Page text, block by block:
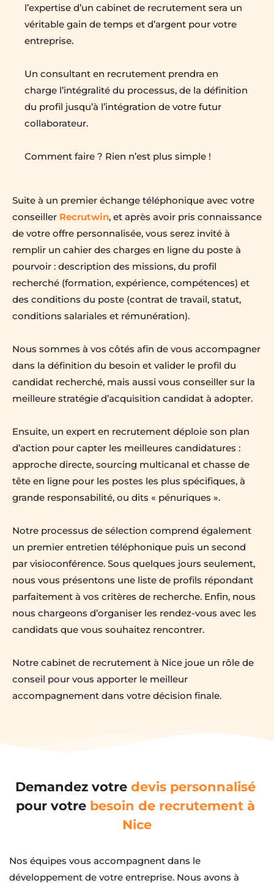
l’expertise d’un cabinet de recrutement sera un
véritable gain de temps et d’argent pour votre
entreprise.
Un consultant en recrutement prendra en
charge l’intégralité du processus, de la définition
du profil jusqu’à l’intégration de votre futur
collaborateur.
Comment faire ? Rien n’est plus simple !
Suite à un premier échange téléphonique avec votre
conseiller Recrutwin, et après avoir pris connaissance
de votre offre personnalisée, vous serez invité à
remplir un cahier des charges en ligne du poste à
pourvoir : description des missions, du profil
recherché (formation, expérience, compétences) et
des conditions du poste (contrat de travail, statut,
conditions salariales et rémunération).
Nous sommes à vos côtés afin de vous accompagner
dans la définition du besoin et valider le profil du
candidat recherché, mais aussi vous conseiller sur la
meilleure stratégie d’acquisition candidat à adopter.
Ensuite, un expert en recrutement déploie son plan
d’action pour capter les meilleures candidatures :
approche directe, sourcing multicanal et chasse de
tête en ligne pour les postes les plus spécifiques, à
grande responsabilité, ou dits « pénuriques ».
Notre processus de sélection comprend également
un premier entretien téléphonique puis un second
par visioconférence. Sous quelques jours seulement,
nous vous présentons une liste de profils répondant
parfaitement à vos critères de recherche. Enfin, nous
nous chargeons d’organiser les rendez-vous avec les
candidats que vous souhaitez rencontrer.
Notre cabinet de recrutement à Nice joue un rôle de
conseil pour vous apporter le meilleur
accompagnement dans votre décision finale.
Demandez votre devis personnalisé
pour votre besoin de recrutement à
Nice
Nos équipes vous accompagnent dans le
développement de votre entreprise. Nous avons à